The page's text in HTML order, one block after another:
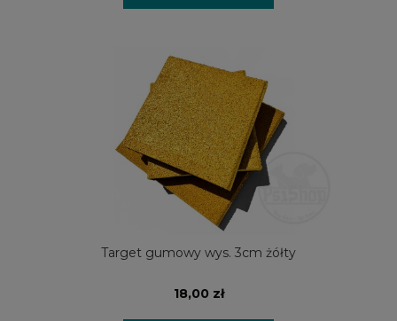
Target gumowy wys. 3cm żółty
18,00 zł